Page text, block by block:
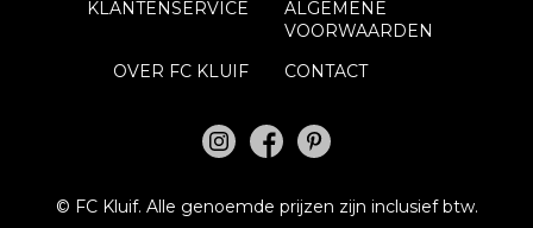
KLANTENSERVICE
ALGEMENE
VOORWAARDEN
OVER FC KLUIF
CONTACT
© FC Kluif. Alle genoemde prijzen zijn inclusief btw.